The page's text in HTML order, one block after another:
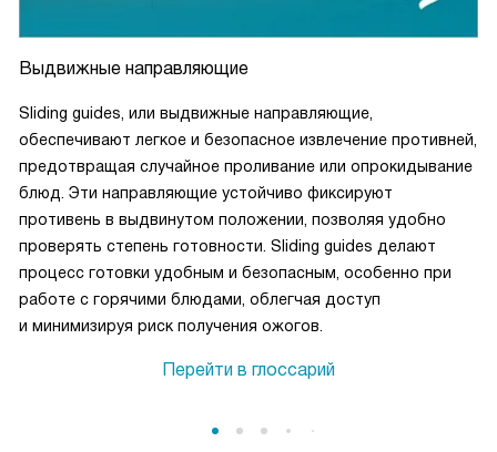
Выдвижные направляющие
Sliding guides, или выдвижные направляющие,
обеспечивают легкое и безопасное извлечение противней,
предотвращая случайное проливание или опрокидывание
блюд. Эти направляющие устойчиво фиксируют
противень в выдвинутом положении, позволяя удобно
проверять степень готовности. Sliding guides делают
процесс готовки удобным и безопасным, особенно при
работе с горячими блюдами, облегчая доступ
и минимизируя риск получения ожогов.
Перейти в глоссарий